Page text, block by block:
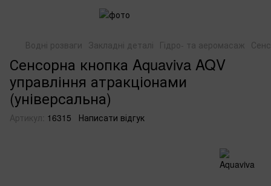
Водні розваги Закладні деталі Гідро- та аеромасаж
Сенсорна кнопка Aquaviva AQV
управління атракціонами
(універсальна)
Артикул: 16315 Написати відгук